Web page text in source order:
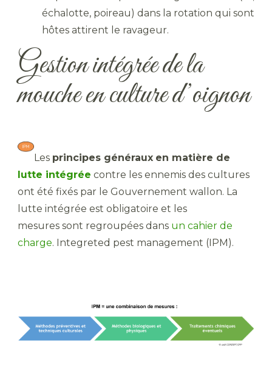
échalotte, poireau) dans la rotation qui sont
hôtes attirent le ravageur.
Gestion intégrée de la
mouche en culture d’oignon
Les principes généraux en matière de
lutte intégrée contre les ennemis des cultures
ont été fixés par le Gouvernement wallon. La
lutte intégrée est obligatoire et les
mesures sont regroupées dans un cahier de
charge. Integreted pest management (IPM).